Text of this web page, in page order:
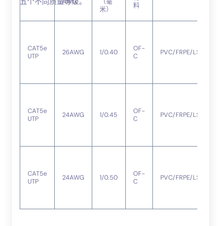
米）
料
CAT5e
UTP
26AWG 1/0.40
OF-
C
PVC/FRPE/LSZH
CAT5e
UTP
24AWG 1/0.45
OF-
C
PVC/FRPE/LSZH
CAT5e
UTP
24AWG 1/0.50
OF-
C
PVC/FRPE/LSZH